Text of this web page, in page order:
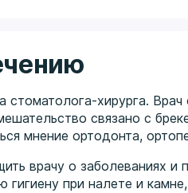
стоматолога-хирурга.
связано с
мнение ортодонта,
врачу о заболеваниях и
гигиену при налете и